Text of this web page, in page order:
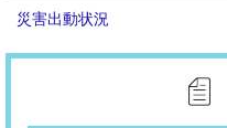
災害出動状況